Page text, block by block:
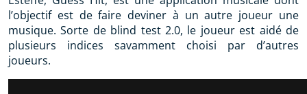
l’objectif est de faire deviner à un autre joueur une
musique. Sorte de blind test 2.0, le joueur est aidé de
plusieurs indices savamment choisi par d’autres
joueurs.